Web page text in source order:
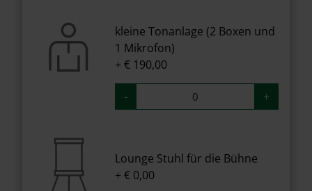
kleine Tonanlage (2 Boxen und
1 Mikrofon)
+ € 190,00
- +
Lounge Stuhl für die Bühne
+ € 0,00